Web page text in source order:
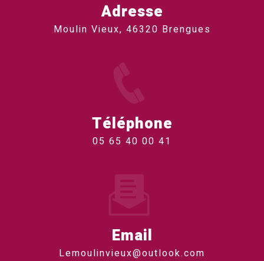
Adresse
Moulin Vieux, 46320 Brengues
Téléphone
05 65 40 00 41
Email
lemoulinvieux@outlook.com